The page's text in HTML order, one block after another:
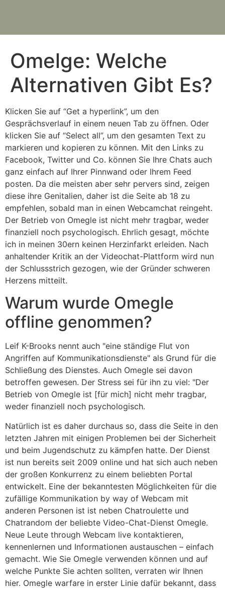
Omelge: Welche
Alternativen Gibt Es?
Klicken Sie auf “Get a hyperlink”, um den
Gesprächsverlauf in einem neuen Tab zu öffnen. Oder
klicken Sie auf “Select all”, um den gesamten Text zu
markieren und kopieren zu können. Mit den Links zu
Facebook, Twitter und Co. können Sie Ihre Chats auch
ganz einfach auf Ihrer Pinnwand oder Ihrem Feed
posten. Da die meisten aber sehr pervers sind, zeigen
diese ihre Genitalien, daher ist die Seite ab 18 zu
empfehlen, sobald man in einen Webcamchat reingeht.
Der Betrieb von Omegle ist nicht mehr tragbar, weder
finanziell noch psychologisch. Ehrlich gesagt, möchte
ich in meinen 30ern keinen Herzinfarkt erleiden. Nach
anhaltender Kritik an der Videochat-Plattform wird nun
der Schlussstrich gezogen, wie der Gründer schweren
Herzens mitteilt.
Warum wurde Omegle
offline genommen?
Leif K-Brooks nennt auch "eine ständige Flut von
Angriffen auf Kommunikationsdienste" als Grund für die
Schließung des Dienstes. Auch Omegle sei davon
betroffen gewesen. Der Stress sei für ihn zu viel: "Der
Betrieb von Omegle ist [für mich] nicht mehr tragbar,
weder finanziell noch psychologisch.
Natürlich ist es daher durchaus so, dass die Seite in den
letzten Jahren mit einigen Problemen bei der Sicherheit
und beim Jugendschutz zu kämpfen hatte. Der Dienst
ist nun bereits seit 2009 online und hat sich auch neben
der großen Konkurrenz zu einem beliebten Portal
entwickelt. Eine der bekanntesten Möglichkeiten für die
zufällige Kommunikation by way of Webcam mit
anderen Personen ist ist neben Chatroulette und
Chatrandom der beliebte Video-Chat-Dienst Omegle.
Neue Leute through Webcam live kontaktieren,
kennenlernen und Informationen austauschen – einfach
gemacht. Wie Sie Omegle verwenden können und auf
welche Punkte Sie achten sollten, verraten wir Ihnen
hier. Omegle warfare in erster Linie dafür bekannt, dass